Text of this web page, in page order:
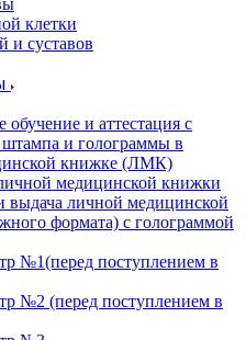
клетки
и суставов
обучение и аттестация с
и голограммы в
книжке (ЛМК)
медицинской книжки
выдача личной медицинской
формата) с голограммой
№1(перед поступлением в
№2 (перед поступлением в